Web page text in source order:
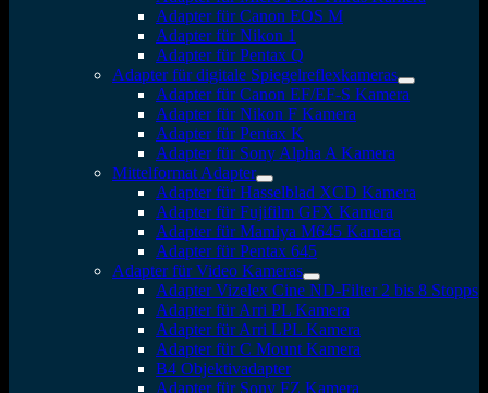
Adapter für Canon EOS M
Adapter für Nikon 1
Adapter für Pentax Q
Adapter für digitale Spiegelreflexkameras
Adapter für Canon EF/EF-S Kamera
Adapter für Nikon F Kamera
Adapter für Pentax K
Adapter für Sony Alpha A Kamera
Mittelformat Adapter
Adapter für Hasselblad XCD Kamera
Adapter für Fujifilm GFX Kamera
Adapter für Mamiya M645 Kamera
Adapter für Pentax 645
Adapter für Video Kameras
Adapter Vizelex Cine ND-Filter 2 bis 8 Stopps
Adapter für Arri PL Kamera
Adapter für Arri LPL Kamera
Adapter für C Mount Kamera
B4 Objektivadapter
Adapter für Sony FZ Kamera